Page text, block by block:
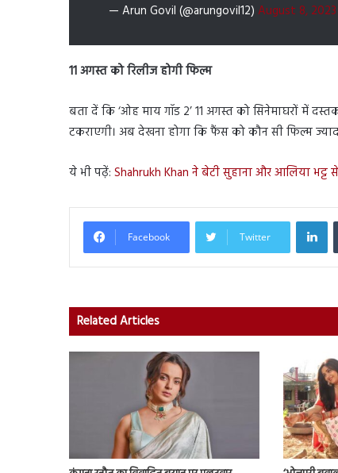
— Arun Govil (@arungovil12) August 8, 2023
11 अगस्त को रिलीज होगी फिल्म
बता दें कि ‘ओह माय गॉड 2’ 11 अगस्त को सिनेमाघरों में
टकराएगी। अब देखना होगा कि फैंस को कौन सी फिल्म
ये भी पढ़ें: Shahrukh Khan ने बेटी सुहाना और आलिया
Facebook Twitter
Related Articles